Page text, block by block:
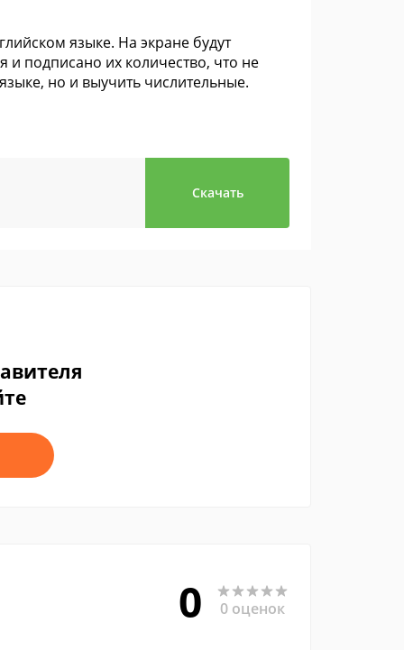
языке. На экране будут
подписано их количество, что не
но и выучить числительные.
Скачать
0 0 оценок